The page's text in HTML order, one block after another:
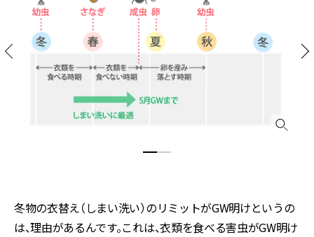
冬物の衣替え（しまい洗い）のリミットがGW明けというの
は、理由があるんです。これは、衣類を食べる害虫がGW明け